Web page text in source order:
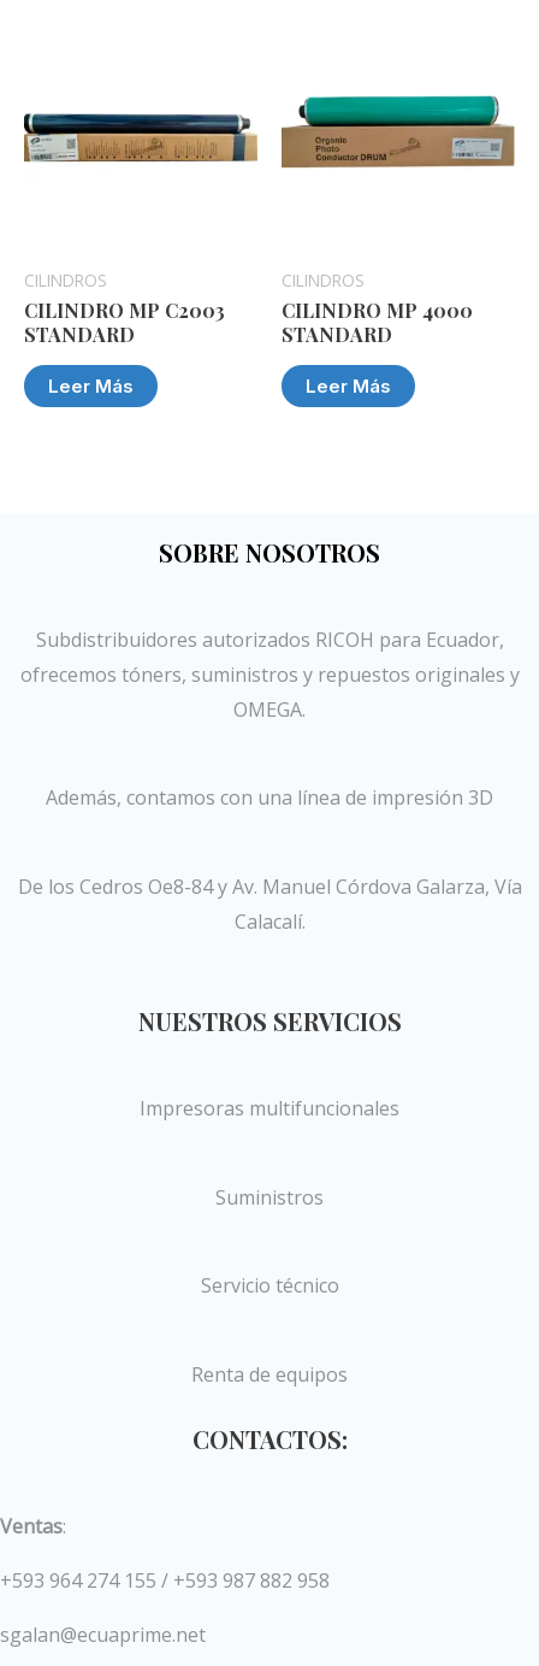
CILINDROS
CILINDRO MP C2003
STANDARD
Leer Más
CILINDROS
CILINDRO MP 4000
STANDARD
Leer Más
SOBRE NOSOTROS
Subdistribuidores autorizados RICOH para Ecuador,
ofrecemos tóners, suministros y repuestos originales y
OMEGA.
Además, contamos con una línea de impresión 3D
De los Cedros Oe8-84 y Av. Manuel Córdova Galarza, Vía
Calacalí.
NUESTROS SERVICIOS
Impresoras multifuncionales
Suministros
Servicio técnico
Renta de equipos
CONTACTOS:
Ventas:
+593 964 274 155 / +593 987 882 958
sgalan@ecuaprime.net